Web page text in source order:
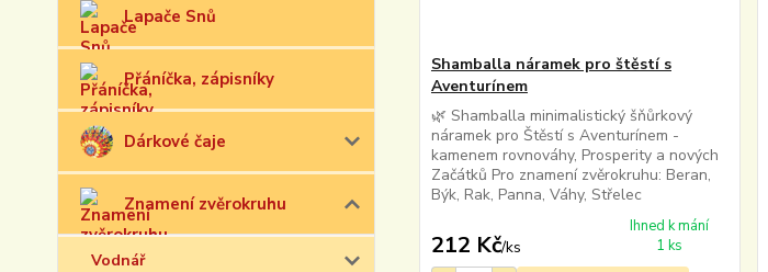
Lapače Snů
Přáníčka, zápisníky
Dárkové čaje
Znamení zvěrokruhu
Vodnář
Shamballa náramek pro štěstí s
Aventurínem
🌿 Shamballa minimalistický šňůrkový
náramek pro Štěstí s Aventurínem -
kamenem rovnováhy, Prosperity a nových
Začátků Pro znamení zvěrokruhu: Beran,
Býk, Rak, Panna, Váhy, Střelec
212 Kč/ks
Ihned k mání
1 ks